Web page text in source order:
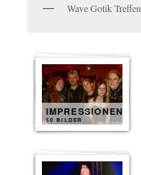
Wave Gotik Treffen
IMPRESSIONEN
50 BILDER